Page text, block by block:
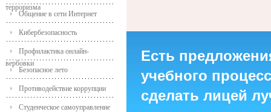
терроризма
Общение в сети Интернет
Кибербезопасность
Профилактика онлайн-
вербовки
Безопасное лето
Противодействие коррупции
Студенческое самоуправление
Есть
учебного
сделать лицей